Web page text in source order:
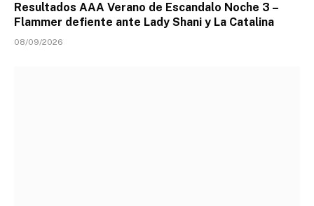
Resultados AAA Verano de Escandalo Noche 3 –
Flammer defiente ante Lady Shani y La Catalina
08/09/2026